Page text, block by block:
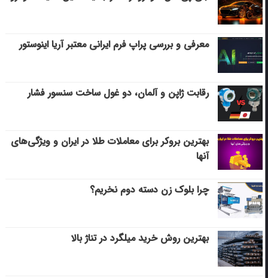
معرفی و بررسی پراپ فرم ایرانی معتبر آریا اینوستور
رقابت ژاپن و آلمان، دو غول ساخت سنسور فشار
بهترین بروکر برای معاملات طلا در ایران و ویژگی‌های
آنها
چرا بلوک زن دسته دوم نخریم؟
بهترین روش خرید میلگرد در تناژ بالا